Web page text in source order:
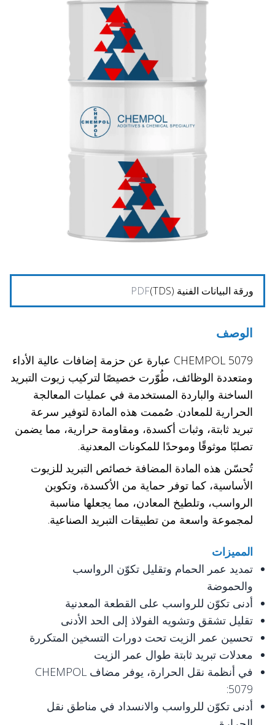
ورقة البيانات الفنية (TDS) PDF
الوصف
CHEMPOL 5079 عبارة عن حزمة إضافات عالية الأداء
ومتعددة الوظائف، طُوّرت خصيصًا لتركيب زيوت التبريد
الساخنة والباردة المستخدمة في عمليات المعالجة
الحرارية للمعادن. صُممت هذه المادة لتوفير سرعة
تبريد ثابتة، وثبات أكسدة، ومقاومة حرارية، مما يضمن
تصلبًا موثوقًا وموحدًا للمكونات المعدنية.
تُحسّن هذه المادة المضافة خصائص التبريد للزيوت
الأساسية، كما توفر حماية من الأكسدة، وتكوين
الرواسب، وتلطيخ المعادن، مما يجعلها مناسبة
لمجموعة واسعة من تطبيقات التبريد الصناعية.
المميزات
تمديد عمر الحمام وتقليل تكوّن الرواسب
والحموضة
أدنى تكوّن للرواسب على القطعة المعدنية
تقليل تشقق وتشويه الفولاذ إلى الحد الأدنى
تحسين عمر الزيت تحت دورات التسخين المتكررة
معدلات تبريد ثابتة طوال عمر الزيت
في أنظمة نقل الحرارة، يوفر مضاف CHEMPOL
5079:
أدنى تكوّن للرواسب والانسداد في مناطق نقل